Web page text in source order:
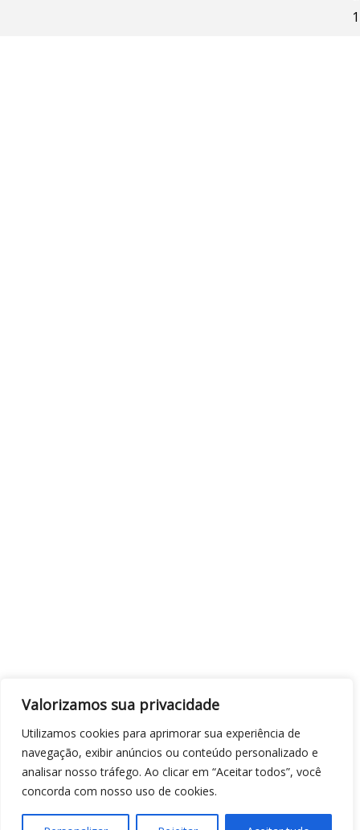
Valorizamos sua privacidade
Utilizamos cookies para aprimorar sua experiência de
navegação, exibir anúncios ou conteúdo personalizado e
analisar nosso tráfego. Ao clicar em “Aceitar todos”, você
concorda com nosso uso de cookies.